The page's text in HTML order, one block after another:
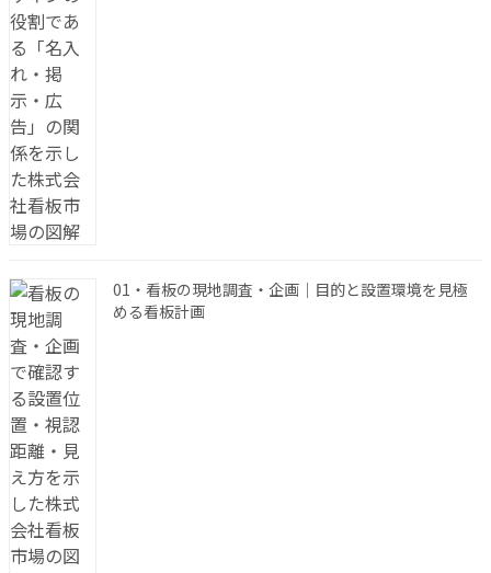
01・看板の現地調査・企画｜目的と設置環境を見極
める看板計画